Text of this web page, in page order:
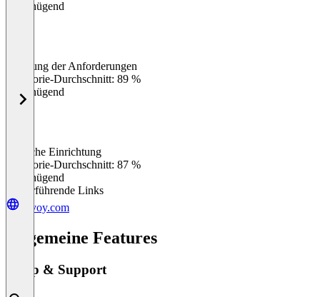
Ungenügend
Erfüllung der Anforderungen
Kategorie-Durchschnitt: 89 %
Ungenügend
Einfache Einrichtung
Kategorie-Durchschnitt: 87 %
Ungenügend
Weiterführende Links
envoy.com
Allgemeine Features
Setup & Support